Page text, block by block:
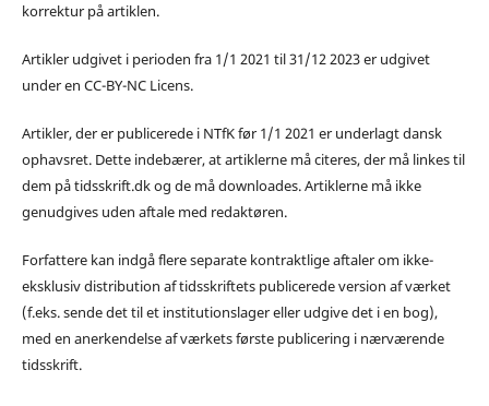
korrektur på artiklen.
Artikler udgivet i perioden fra 1/1 2021 til 31/12 2023 er udgivet
under en CC-BY-NC Licens.
Artikler, der er publicerede i NTfK før 1/1 2021 er underlagt dansk
ophavsret. Dette indebærer, at artiklerne må citeres, der må linkes til
dem på tidsskrift.dk og de må downloades. Artiklerne må ikke
genudgives uden aftale med redaktøren.
Forfattere kan indgå flere separate kontraktlige aftaler om ikke-
eksklusiv distribution af tidsskriftets publicerede version af værket
(f.eks. sende det til et institutionslager eller udgive det i en bog),
med en anerkendelse af værkets første publicering i nærværende
tidsskrift.